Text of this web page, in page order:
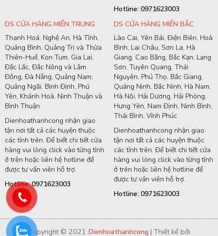
Hotline: 0971623003
DS CỬA HÀNG MIỀN TRUNG
Thanh Hoá, Nghệ An, Hà Tĩnh,
Quảng Bình, Quảng Trị và Thừa
Thiên-Huế, Kon Tum, Gia Lai,
Đắc Lắc, Đắc Nông và Lâm
Đồng, Đà Nẵng, Quảng Nam,
Quảng Ngãi, Bình Định, Phú
Yên, Khánh Hoà, Ninh Thuận và
Bình Thuận
Dienhoathanhcong nhận giao
tận nơi tất cả các huyện thuộc
các tỉnh trên. Để biết chi tiết cửa
hàng vui lòng click vào từng tỉnh
ở trên hoặc liên hệ hotline để
được tư vấn viên hỗ trợ.
Hotline: 0971623003
DS CỬA HÀNG MIỀN BẮC
Lào Cai, Yên Bái, Điện Biên, Hoà
Bình, Lai Châu, Sơn La, Hà
Giang, Cao Bằng, Bắc Kạn, Lạng
Sơn, Tuyên Quang, Thái
Nguyên, Phú Thọ, Bắc Giang,
Quảng Ninh, Bắc Ninh, Hà Nam,
Hà Nội, Hải Dương, Hải Phòng,
Hưng Yên, Nam Định, Ninh Bình,
Thái Bình, Vĩnh Phúc
Dienhoathanhcong nhận giao
tận nơi tất cả các huyện thuộc
các tỉnh trên. Để biết chi tiết cửa
hàng vui lòng click vào từng tỉnh
ở trên hoặc liên hệ hotline để
được tư vấn viên hỗ trợ.
Hotline: 0971623003
Copyright © 2021 Dienhoathanhcong | Thiết kế bởi